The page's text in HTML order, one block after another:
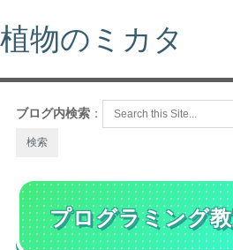
植物のミカタ
ブログ内検索 ：
プログラミング